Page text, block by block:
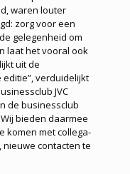
waren louter
zorg voor een
gelegenheid om
laat het vooral ook
uit de
verduidelijkt
JVC
de businessclub
bieden daarmee
komen met collega-
contacten te